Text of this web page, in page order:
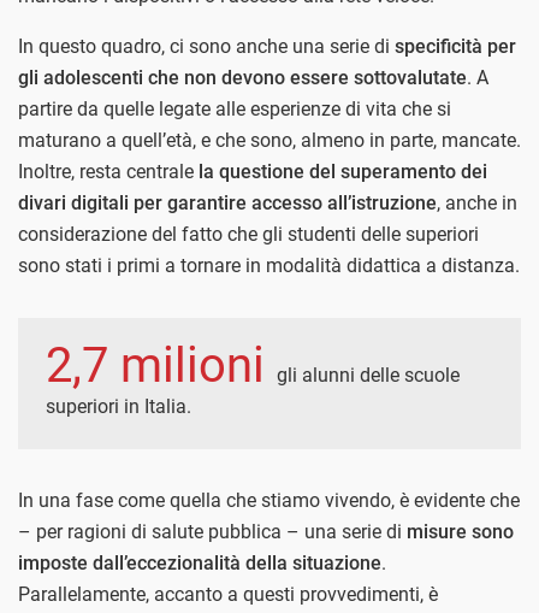
In questo quadro, ci sono anche una serie di specificità per
gli adolescenti che non devono essere sottovalutate. A
partire da quelle legate alle esperienze di vita che si
maturano a quell’età, e che sono, almeno in parte, mancate.
Inoltre, resta centrale la questione del superamento dei
divari digitali per garantire accesso all’istruzione, anche in
considerazione del fatto che gli studenti delle superiori
sono stati i primi a tornare in modalità didattica a distanza.
2,7 milioni
gli alunni delle scuole
superiori in Italia.
In una fase come quella che stiamo vivendo, è evidente che
– per ragioni di salute pubblica – una serie di misure sono
imposte dall’eccezionalità della situazione.
Parallelamente, accanto a questi provvedimenti, è